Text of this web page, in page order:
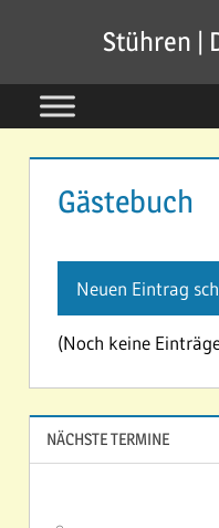
springen
Stühren |
Gästebuch
(Noch keine
NÄCHSTE TERMINE